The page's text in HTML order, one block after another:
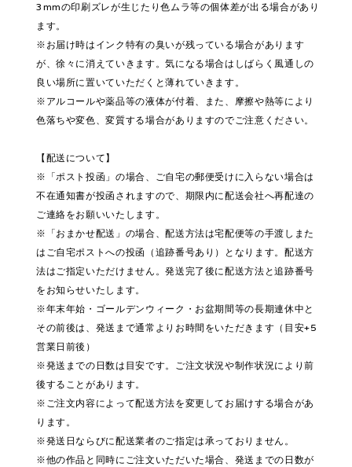
3mmの印刷ズレが生じたり色ムラ等の個体差が出る場合があり
ます。
※お届け時はインク特有の臭いが残っている場合があります
が、徐々に消えていきます。気になる場合はしばらく風通しの
良い場所に置いていただくと薄れていきます。
※アルコールや薬品等の液体が付着、また、摩擦や熱等により
色落ちや変色、変質する場合がありますのでご注意ください。
【配送について】
※「ポスト投函」の場合、ご自宅の郵便受けに入らない場合は
不在通知書が投函されますので、期限内に配送会社へ再配達の
ご連絡をお願いいたします。
※「おまかせ配送」の場合、配送方法は宅配便等の手渡しまた
はご自宅ポストへの投函（追跡番号あり）となります。配送方
法はご指定いただけません。発送完了後に配送方法と追跡番号
をお知らせいたします。
※年末年始・ゴールデンウィーク・お盆期間等の長期連休中と
その前後は、発送まで通常よりお時間をいただきます（目安+5
営業日前後）
※発送までの日数は目安です。ご注文状況や制作状況により前
後することがあります。
※ご注文内容によって配送方法を変更してお届けする場合があ
ります。
※発送日ならびに配送業者のご指定は承っておりません。
※他の作品と同時にご注文いただいた場合、発送までの日数が